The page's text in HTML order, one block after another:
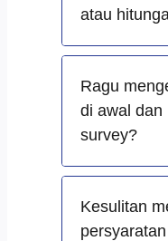
atau
Ragu
di awal dan
survey?
Kesulitan